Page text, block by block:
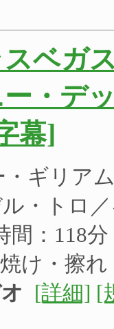
スベガ
ー・デ
幕]
・ギリア
・トロ
間：118
け・擦
[詳細] [